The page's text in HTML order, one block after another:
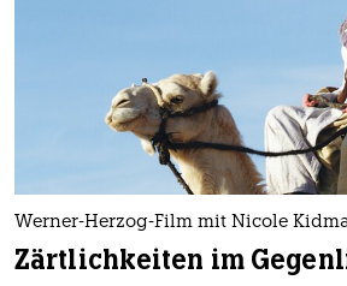
Werner-Herzog-Film mit Nicole
Zärtlichkeiten im